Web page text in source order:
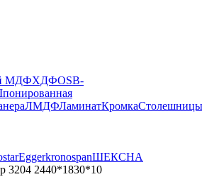
МДФХДФOSB-
ЛМДФЛаминатКромкаСтолешницы
EggerkronospanШЕКСНА
3204 2440*1830*10